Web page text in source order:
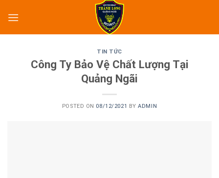
TIN TỨC
Công Ty Bảo Vệ Chất Lượng Tại
Quảng Ngãi
POSTED ON 08/12/2021 BYADMIN